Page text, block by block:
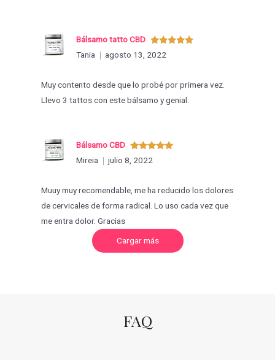
Valorado
con
Bálsamo tatto CBD
Tania
agosto 13, 2022
Muy contento desde que lo probé por primera vez.
Llevo 3 tattos con este bálsamo y genial.
Valorado
con5de 5
Bálsamo CBD
Mireia
julio 8, 2022
Muuy muy recomendable, me ha reducido los dolores
de cervicales de forma radical. Lo uso cada vez que
me entra dolor. Gracias
Cargar másC
r
FAQ